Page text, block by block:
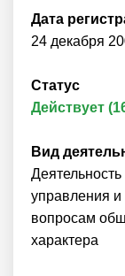
Дата
24 декабря
Статус
Действует
Вид
Деятельность
управления
вопросам
характера